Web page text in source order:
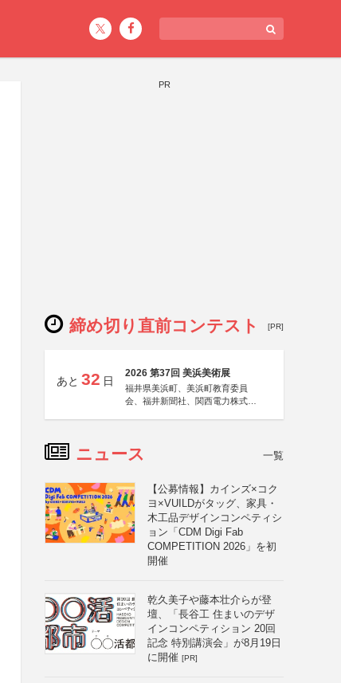
PR
締め切り直前コンテスト [PR]
あと 32 日
2026 第37回 美浜美術展
福井県美浜町、美浜町教育委員
会、福井新聞社、関西電力株式会
ニュース 一覧
【公募情報】カインズ×コク
ヨ×VUILDがタッグ、家具・
木工品デザインコンペティシ
ョン「CDM Digi Fab
COMPETITION 2026」を初
開催
乾久美子や藤本壮介らが登
壇、「長谷工 住まいのデザ
インコンペティション 20回
記念 特別講演会」が8月19日
に開催 [PR]